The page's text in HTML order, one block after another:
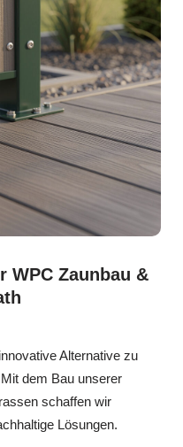
WPC Zaunbau &
Alternative zu
dem Bau unserer
schaffen wir
Lösungen.